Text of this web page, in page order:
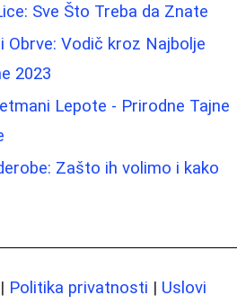
Sve Što Treba da Znate
Obrve: Vodič kroz Najbolje
2023
Lepote - Prirodne Tajne
Zašto ih volimo i kako
| Politika privatnosti | Uslovi